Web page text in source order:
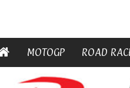
MOTOGP ROAD